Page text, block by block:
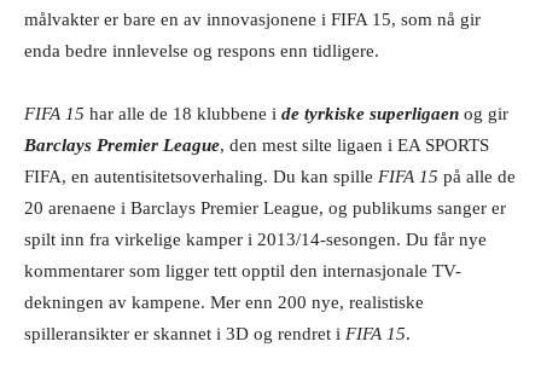
målvakter er bare en av innovasjonene i FIFA 15, som nå gir
enda bedre innlevelse og respons enn tidligere.
FIFA 15 har alle de 18 klubbene i de tyrkiske superligaen og gir
Barclays Premier League, den mest silte ligaen i EA SPORTS
FIFA, en autentisitetsoverhaling. Du kan spille FIFA 15 på alle de
20 arenaene i Barclays Premier League, og publikums sanger er
spilt inn fra virkelige kamper i 2013/14-sesongen. Du får nye
kommentarer som ligger tett opptil den internasjonale TV-
dekningen av kampene. Mer enn 200 nye, realistiske
spilleransikter er skannet i 3D og rendret i FIFA 15.